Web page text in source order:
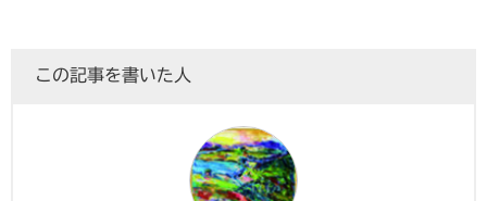
この記事を書いた人